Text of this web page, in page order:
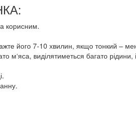
корисним.
його 7-10 хвилин, якщо тонкий –
м‘яса, виділятиметься багато рідини, і